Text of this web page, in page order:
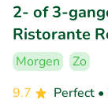
2- of 3-
Ristorante
Morgen
Zo
9.7
Perfect